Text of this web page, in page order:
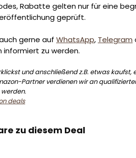
Rabatte gelten nur für eine
geprüft.
gerne auf WhatsApp, Telegram
informiert zu werden.
und anschließend z.B. etwas
Partner verdienen wir an
deals
zu diesem Deal